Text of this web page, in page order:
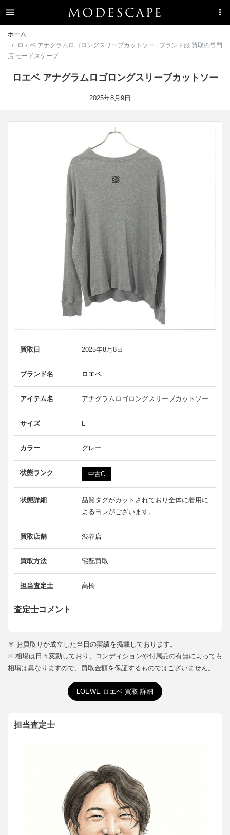
ホーム
ロエベ アナグラムロゴロングスリーブカットソー | ブランド服 買取の専門
店 モードスケープ
ロエベ アナグラムロゴロングスリーブカットソー
2025年8月9日
買取日 2025年8月8日
ブランド名 ロエベ
アイテム名 アナグラムロゴロングスリーブカットソー
サイズ
カラー グレー
状態ランク 中古C
状態詳細
品質タグがカットされており全体に着用に
よるヨレがございます。
買取店舗 渋谷店
買取方法 宅配買取
担当査定士 高橋
査定士コメント
※ お買取りが成立した当日の実績を掲載しております。
※ 相場は日々変動しており、コンディションや付属品の有無によっても
相場は異なりますので、買取金額を保証するものではございません。
LOEWE ロエベ 買取 詳細
担当査定士